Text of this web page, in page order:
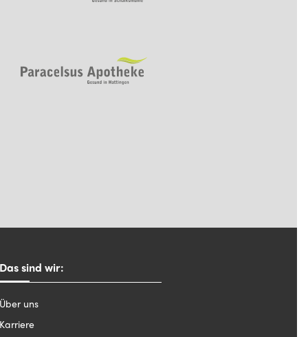
Das sind wir:
Über uns
Karriere